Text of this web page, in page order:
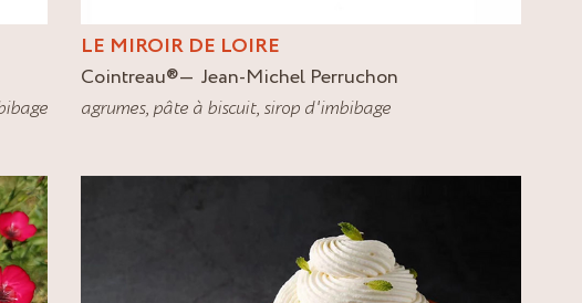
LE MIROIR DE LOIRE
Cointreau®
Jean-Michel Perruchon
agrumes, pâte à biscuit, sirop d'imbibage